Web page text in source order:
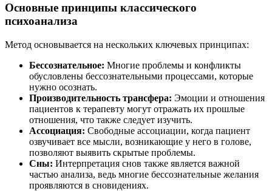
Основные принципы классического
психоанализа
Метод основывается на нескольких ключевых принципах:
Бессознательное: Многие проблемы и конфликты
обусловлены бессознательными процессами, которые
нужно осознать.
Производительность трансфера: Эмоции и отношения
пациентов к терапевту могут отражать их прошлые
отношения, что также следует изучить.
Ассоциация: Свободные ассоциации, когда пациент
озвучивает все мысли, возникающие у него в голове,
позволяют выявить скрытые проблемы.
Сны: Интерпретация снов также является важной
частью анализа, ведь многие бессознательные желания
проявляются в сновидениях.